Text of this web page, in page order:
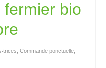
bio
Commande ponctuelle